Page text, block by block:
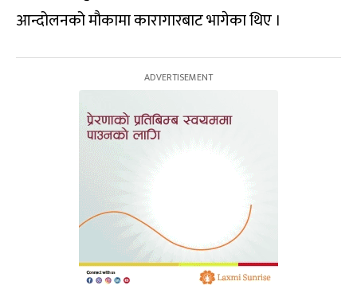
आन्दोलनको मौकामा कारागारबाट भागेका थिए ।